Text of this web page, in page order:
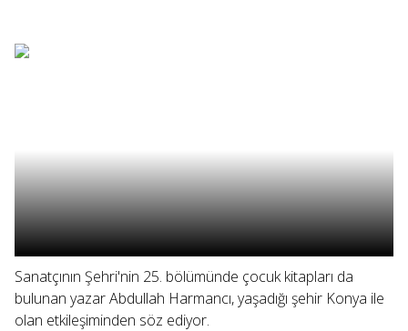
Sanatçının Şehri'nin 25. bölümünde çocuk kitapları da
bulunan yazar Abdullah Harmancı, yaşadığı şehir Konya ile
olan etkileşiminden söz ediyor.